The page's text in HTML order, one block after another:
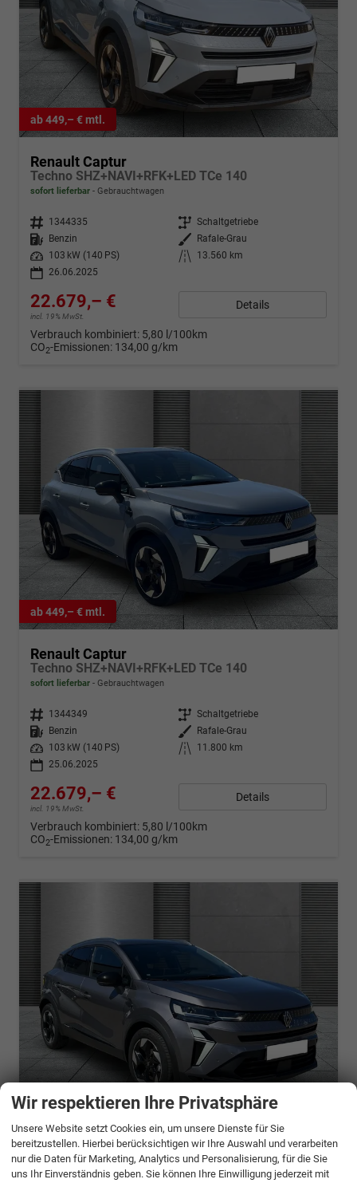
ab 449,– € mtl.
Renault Captur
Techno SHZ+NAVI+RFK+LED TCe 140
sofort lieferbar Gebrauchtwagen
Fahrzeugnr. 1344335 Getriebe Schaltgetriebe
Kraftstoff
Benzin Außenfarbe
Rafale-Grau
Leistung
103 kW (140 PS) Kilometerstand
13.560 km
26.06.2025
22.679,– €
incl. 19% MwSt.
Details
Verbrauch kombiniert: 5,80 l/100km
CO2-Emissionen: 134,00 g/km
ab 449,– € mtl.
Renault Captur
Techno SHZ+NAVI+RFK+LED TCe 140
sofort lieferbar Gebrauchtwagen
Fahrzeugnr. 1344349 Getriebe Schaltgetriebe
Kraftstoff
Benzin Außenfarbe
Rafale-Grau
Leistung
103 kW (140 PS) Kilometerstand
11.800 km
25.06.2025
22.679,– €
incl. 19% MwSt.
Details
Verbrauch kombiniert: 5,80 l/100km
CO2-Emissionen: 134,00 g/km
ab 449,– € mtl.
Renault Captur
Techno SHZ+NAVI+RFK+LED TCe 140
sofort lieferbar Gebrauchtwagen
Wir respektieren Ihre Privatsphäre
Unsere Website setzt Cookies ein, um unsere Dienste für Sie
bereitzustellen. Hierbei berücksichtigen wir Ihre Auswahl und verarbeiten
nur die Daten für Marketing, Analytics und Personalisierung, für die Sie
uns Ihr Einverständnis geben. Sie können Ihre Einwilligung jederzeit mit